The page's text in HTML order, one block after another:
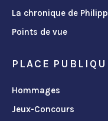
La chronique de
Points de vue
PLACE
Hommages
Jeux-Concours